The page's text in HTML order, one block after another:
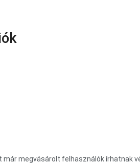
megvásárolt felhasználók írhatnak